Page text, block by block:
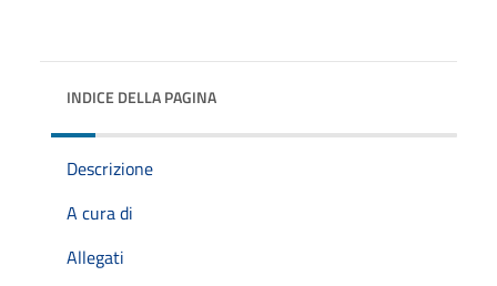
INDICE DELLA PAGINA
Descrizione
A cura di
Allegati